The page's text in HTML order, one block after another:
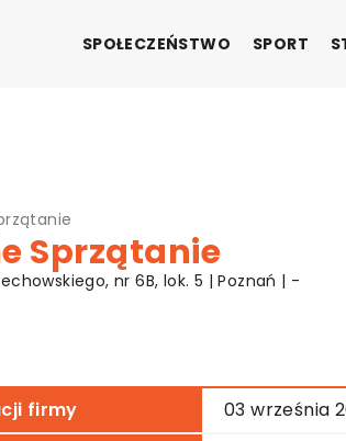
SPOŁECZEŃSTWO SPORT
Sprzątanie
nr 6B, lok. 5 | Poznań | -
firmy
03 września